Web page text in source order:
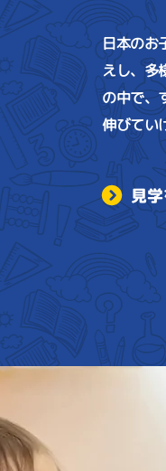
日本のお
えし、多
の中で、
伸びてい
見